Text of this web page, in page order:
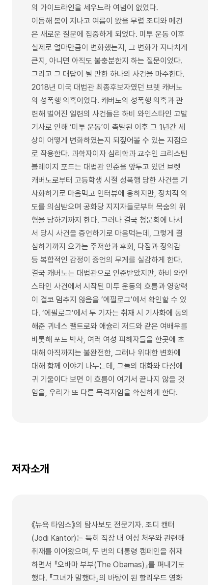
의 가이드라인을 세우느라 여념이 없었다.
이듬해 봄이 지나고 여름이 왔을 무렵 조디와 메건
은 새로운 질문에 집중하게 되었다. 미투 운동 이후
실제로 얼마만큼이 변화했는지, 그 변화가 지나치게
큰지, 아니면 아직도 불충분한지 하는 질문이었다.
그리고 그 대답이 될 만한 하나의 사건을 마주한다.
2018년 미국 대법관 최종후보자였던 브렛 캐버노
의 성폭행 의혹이었다. 캐버노의 성폭행 의혹과 관
련해 벌어진 일련의 사건들은 하비 와인스타인 고발
기사로 인해 ‘미투 운동’이 촉발된 이후 그 1년간 세
상이 어떻게 변화하였는지 되짚어볼 수 있는 지점으
로 작용한다. 과학자이자 심리학과 교수인 크리스틴
블레이지 포드는 대법관 인준을 앞두고 있던 브렛
캐버노로부터 고등학생 시절 성폭행 당한 사건을 기
사화하기로 마음먹고 인터뷰에 응하지만, 정치적 의
도를 의심받으며 공화당 지지자들로부터 목숨의 위
협을 당하기까지 한다. 그러나 결국 청문회에 나서
서 당시 사건을 증언하기로 마음먹는데, 그렇게 결
심하기까지 오가는 주저함과 후회, 다짐과 정의감
등 복합적인 감정이 증언의 무게를 실감하게 한다.
결국 캐버노는 대법관으로 인준받았지만, 하비 와인
스타인 사건에서 시작된 미투 운동의 흐름과 영향력
이 결코 멈추지 않음을 ‘에필로그’에서 확인할 수 있
다. ‘에필로그’에서 두 기자는 취재 시 기사화에 동의
해준 귀네스 팰트로와 애슐리 저드와 같은 여배우를
비롯해 포드 박사, 여러 여성 피해자들을 한곳에 초
대해 아직까지는 불완전한, 그러나 위대한 변화에
대해 함께 이야기 나누는데, 그들의 대화와 다짐에
귀 기울이다 보면 이 흐름이 여기서 끝나지 않을 것
임을, 우리가 또 다른 목격자임을 확신하게 한다.
저자소개
《뉴욕 타임스》의 탐사보도 전문기자. 조디 캔터
(Jodi Kantor)는 특히 직장 내 여성 처우와 관련해
취재를 이어왔으며, 두 번의 대통령 캠페인을 취재
하면서 『오바마 부부(The Obamas)』를 펴내기도
했다. 『그녀가 말했다』의 바탕이 된 할리우드 영화